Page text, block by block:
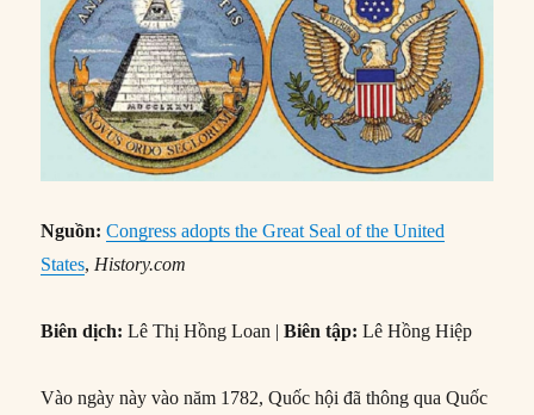
Nguồn: Congress adopts the Great Seal of the United
States, History.com
Biên dịch: Lê Thị Hồng Loan |Biên tập:Lê Hồng Hiệp
Vào ngày này vào năm 1782, Quốc hội đã thông qua Quốc